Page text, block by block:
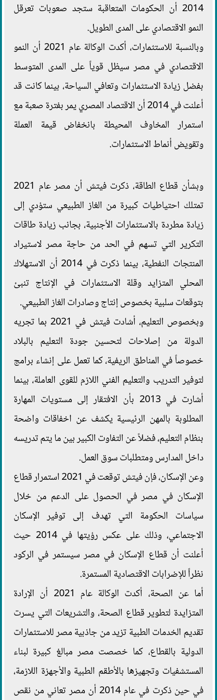
2014 أن الحكومات المتعاقبة ستجد صعوبات تعرقل
النمو الاقتصادي على المدى الطويل.
وبالنسبة للاستثمارات، أكدت الوكالة عام 2021 أن النمو
الاقتصادي في مصر سيظل قوياً على المدى المتوسط
بفضل زيادة الاستثمارات وتعافي السياحة، بينما كانت قد
أعلنت في 2014 أن الاقتصاد المصري يمر بفترة صعبة مع
استمرار المخاوف المحيطة بانخفاض قيمة العملة
وتقويض أنماط الاستثمارات.
وبشأن قطاع الطاقة، ذكرت فيتش أن مصر عام 2021
تمتلك احتياطيات كبيرة من الغاز الطبيعي ستؤدي إلى
زيادة مطردة بالاستثمارات الأجنبية، بجانب زيادة طاقات
التكرير التي تسهم في الحد من حاجة مصر لاستيراد
المنتجات النفطية، بينما ذكرت في 2014 أن الاستهلاك
المحلي المتزايد وقلة الاستثمارات في الإنتاج تنبئ
بتوقعات سلبية بخصوص إنتاج وصادرات الغاز الطبيعي.
وبخصوص التعليم، أشادت فيتش في 2021 بما تجريه
الدولة من إصلاحات لتحسين جودة التعليم بالبلاد
خصوصاً في المناطق الريفية، كما تعمل على إنشاء برامج
لتوفير التدريب والتعليم الفني اللازم للقوى العاملة، بينما
أشارت في 2013 بأن الافتقار إلى مستويات المهارة
المطلوبة بالمهن الرئيسية يكشف عن اخفاقات واضحة
بنظام التعليم، فضلاً عن التفاوت الكبير بين ما يتم تدريسه
داخل المدارس ومتطلبات سوق العمل.
وعن الإسكان، فإن فيتش توقعت في 2021 استمرار قطاع
الإسكان في مصر في الحصول على الدعم من خلال
سياسات الحكومة التي تهدف إلى توفير الإسكان
الاجتماعي، وذلك على عكس رؤيتها في 2014 حيث
أعلنت أن قطاع الإسكان في مصر سيستمر في الركود
نظراً للإضرابات الاقتصادية المستمرة.
أما عن الصحة، أكدت الوكالة عام 2021 أن الإرادة
المتزايدة لتطوير قطاع الصحة، والتشريعات التي يسرت
تقديم الخدمات الطبية تزيد من جاذبية مصر للاستثمارات
الدولية بالقطاع، كما خصصت مصر مبالغ كبيرة لبناء
المستشفيات وتجهيزها بالأطقم الطبية والأجهزة اللازمة،
في حين ذكرت في عام 2014 أن مصر تعاني من نقص